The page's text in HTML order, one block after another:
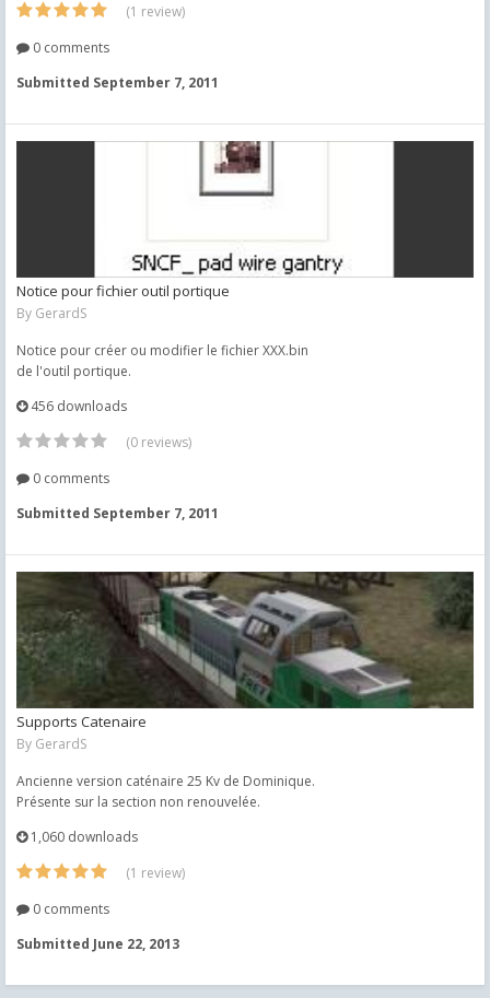
(1 review)
0 comments
Submitted September 7, 2011
Notice pour fichier outil portique
By GerardS
Notice pour créer ou modifier le fichier XXX.bin
de l'outil portique.
456 downloads
(0 reviews)
0 comments
Submitted September 7, 2011
Supports Catenaire
By GerardS
Ancienne version caténaire 25 Kv de Dominique.
Présente sur la section non renouvelée.
1,060 downloads
(1 review)
0 comments
Submitted June 22, 2013